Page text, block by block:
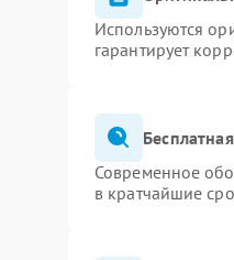
Используются
гарантирует
Современное
в кратчайшие